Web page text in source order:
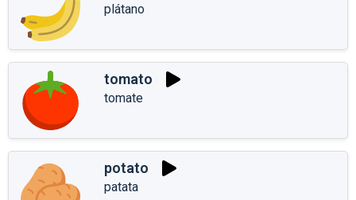
plátano
tomato
tomate
potato
patata